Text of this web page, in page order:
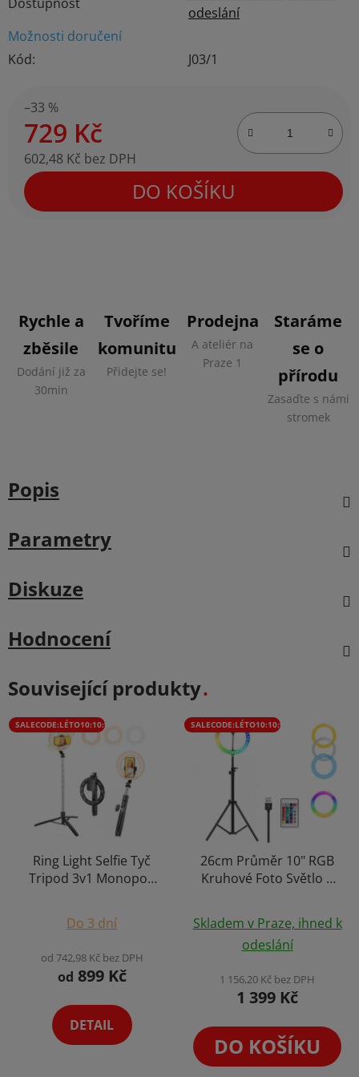
odeslání
Možnosti doručení
Kód:
J03/1
–33 %
729 Kč
602,48 Kč bez DPH
Měrná cena:
DO KOŠÍKU
Rychle a
zběsile
Dodání již za
30min
Tvoříme
komunitu
Přidejte se!
Prodejna
A ateliér na
Praze 1
Staráme
se o
přírodu
Zasaďte s námi
stromek
Popis
Parametry
Diskuze
Hodnocení
Související produkty
SALECODE:LÉTO10:10:%
Ring Light Selfie Tyč
Tripod 3v1 Monopod
Smartphone + Dálk.
Ovládání Výběr Variant
hodnocení
produktu
je
z
Do 3 dní
od 742,98 Kč bez DPH
od 899 Kč
DETAIL
SALECODE:LÉTO10:10:%
26cm Průměr 10" RGB
Kruhové Foto Světlo +
(1000 LUX/0,5 m)
hodnocení
produktu
je
4,2
5
hvězdiček.
Skladem v Praze, ihned k
odeslání
1 156,20 Kč bez DPH
1 399 Kč
DO KOŠÍKU